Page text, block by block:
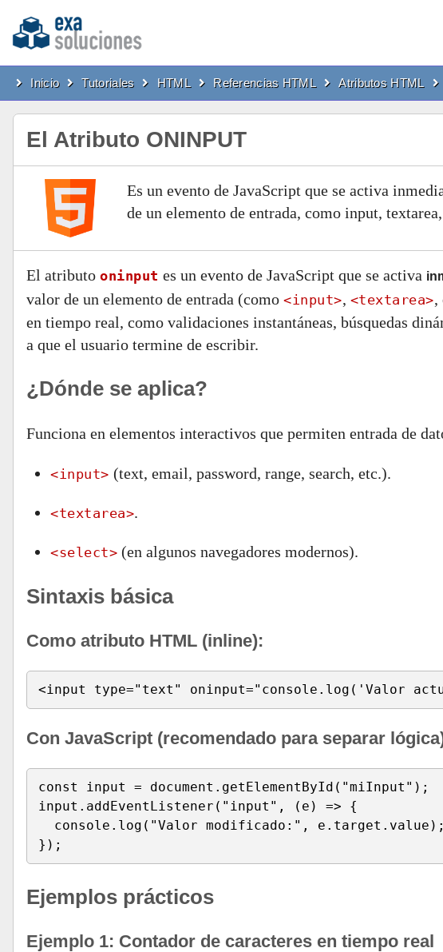
Inicio Tutoriales HTML Referencias HTML Atributos HTML
El Atributo ONINPUT
Es un evento de JavaScript que se activa
de un elemento de entrada, como input,
El atributo oninput es un evento de JavaScript que se activa
valor de un elemento de entrada (como <input>, <textarea>,
en tiempo real, como validaciones instantáneas, búsquedas
a que el usuario termine de escribir.
¿Dónde se aplica?
Funciona en elementos interactivos que permiten entrada de
<input> (text, email, password, range, search, etc.).
<textarea>.
<select> (en algunos navegadores modernos).
Sintaxis básica
Como atributo HTML (inline):
<input type="text" oninput="console.log('Valor
Con JavaScript (recomendado para separar
const input = document.getElementById("miInput");
input.addEventListener("input", (e) => {
  console.log("Valor modificado:", e.target.value);
});
Ejemplos prácticos
Ejemplo 1: Contador de caracteres en tiempo real